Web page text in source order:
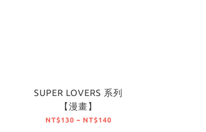
SUPER LOVERS 系列
【漫畫】
NT$130 ~ NT$140